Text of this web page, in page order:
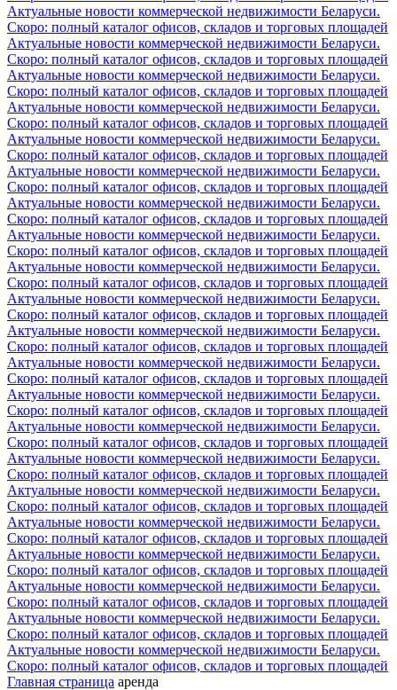
Актуальные новости коммерческой недвижимости Беларуси.
Скоро: полный каталог офисов, складов и торговых площадей
Актуальные новости коммерческой недвижимости Беларуси.
Скоро: полный каталог офисов, складов и торговых площадей
Актуальные новости коммерческой недвижимости Беларуси.
Скоро: полный каталог офисов, складов и торговых площадей
Актуальные новости коммерческой недвижимости Беларуси.
Скоро: полный каталог офисов, складов и торговых площадей
Актуальные новости коммерческой недвижимости Беларуси.
Скоро: полный каталог офисов, складов и торговых площадей
Актуальные новости коммерческой недвижимости Беларуси.
Скоро: полный каталог офисов, складов и торговых площадей
Актуальные новости коммерческой недвижимости Беларуси.
Скоро: полный каталог офисов, складов и торговых площадей
Актуальные новости коммерческой недвижимости Беларуси.
Скоро: полный каталог офисов, складов и торговых площадей
Актуальные новости коммерческой недвижимости Беларуси.
Скоро: полный каталог офисов, складов и торговых площадей
Актуальные новости коммерческой недвижимости Беларуси.
Скоро: полный каталог офисов, складов и торговых площадей
Актуальные новости коммерческой недвижимости Беларуси.
Скоро: полный каталог офисов, складов и торговых площадей
Актуальные новости коммерческой недвижимости Беларуси.
Скоро: полный каталог офисов, складов и торговых площадей
Актуальные новости коммерческой недвижимости Беларуси.
Скоро: полный каталог офисов, складов и торговых площадей
Актуальные новости коммерческой недвижимости Беларуси.
Скоро: полный каталог офисов, складов и торговых площадей
Актуальные новости коммерческой недвижимости Беларуси.
Скоро: полный каталог офисов, складов и торговых площадей
Актуальные новости коммерческой недвижимости Беларуси.
Скоро: полный каталог офисов, складов и торговых площадей
Актуальные новости коммерческой недвижимости Беларуси.
Скоро: полный каталог офисов, складов и торговых площадей
Актуальные новости коммерческой недвижимости Беларуси.
Скоро: полный каталог офисов, складов и торговых площадей
Актуальные новости коммерческой недвижимости Беларуси.
Скоро: полный каталог офисов, складов и торговых площадей
Актуальные новости коммерческой недвижимости Беларуси.
Скоро: полный каталог офисов, складов и торговых площадей
Актуальные новости коммерческой недвижимости Беларуси.
Скоро: полный каталог офисов, складов и торговых площадей
Главная страница аренда